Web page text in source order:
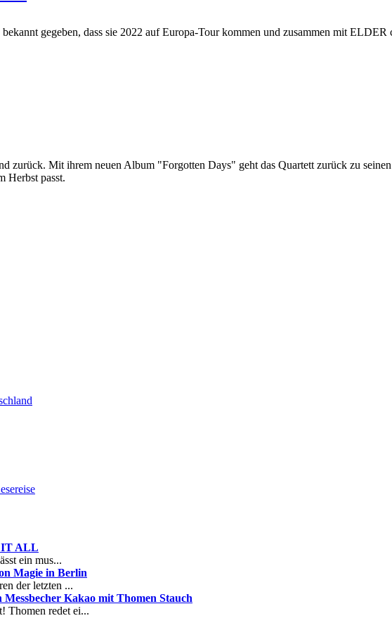
gegeben, dass sie 2022 auf Europa-Tour kommen und zusammen mit ELDER
Mit ihrem neuen Album "Forgotten Days" geht das Quartett zurück zu
Herbst passt.
IT ALL
ein mus...
Magie in Berlin
der letzten ...
Kakao mit Thomen Stauch
Thomen redet ei...